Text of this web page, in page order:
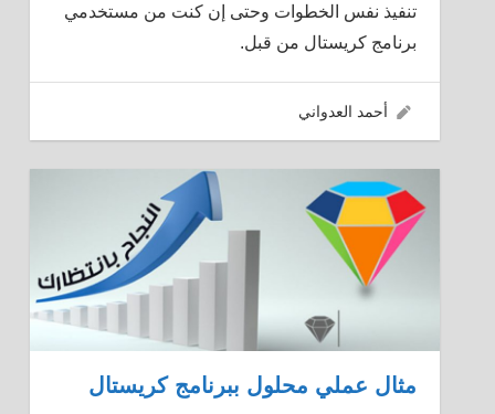
تنفيذ نفس الخطوات وحتى إن كنت من مستخدمي
برنامج كريستال من قبل.
16/01/2017
أحمد العدواني
مثال عملي محلول ببرنامج كريستال